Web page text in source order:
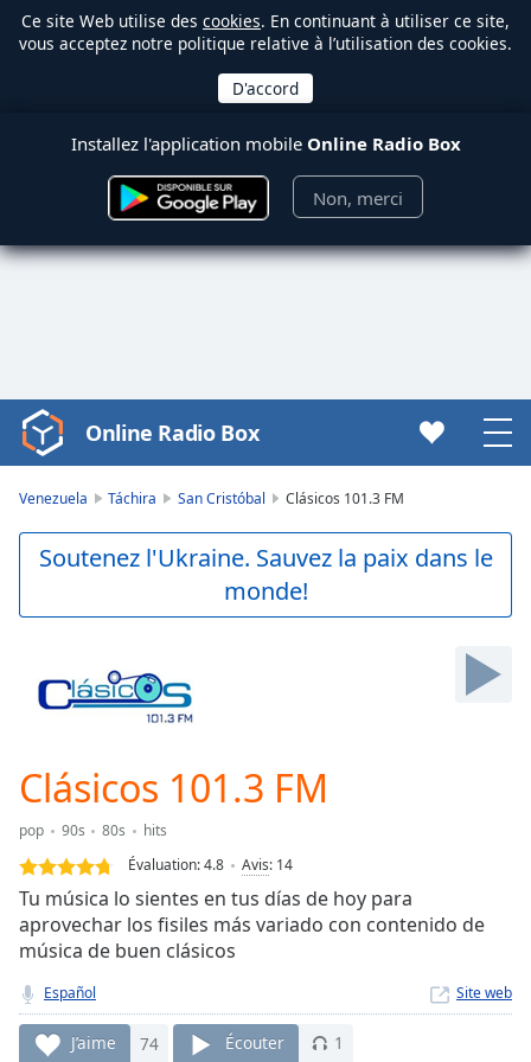
Ce site Web utilise des cookies. En continuant à utiliser ce site,
vous acceptez notre politique relative à l’utilisation des cookies.
Installez l'application mobile Online Radio Box
Non, merci
Video
Player
Play
Video
Skip
Forward
Mute
Loaded:
0.00%
Stream
TypeLIVE
Seek to
currently
behind
liveLIVE
Remaining
Online Radio Box
Venezuela Táchira San Cristóbal Clásicos 101.3 FM
Soutenez l'Ukraine. Sauvez la paix dans le
monde!
Clásicos 101.3 FM
pop 90s 80s
hits
Évaluation:4.8 Avis: 14
Tu música lo sientes en tus días de hoy para
aprovechar los fisiles más variado con contenido de
música de buen clásicos
Español Site web
J’aime 74 Écouter 1